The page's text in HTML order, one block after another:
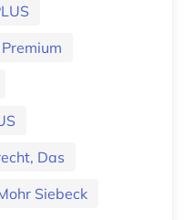
Das
Siebeck